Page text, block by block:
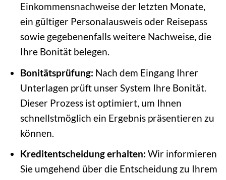
Einkommensnachweise der letzten Monate,
ein gültiger Personalausweis oder Reisepass
sowie gegebenenfalls weitere Nachweise, die
Ihre Bonität belegen.
Bonitätsprüfung: Nach dem Eingang Ihrer
Unterlagen prüft unser System Ihre Bonität.
Dieser Prozess ist optimiert, um Ihnen
schnellstmöglich ein Ergebnis präsentieren zu
können.
Kreditentscheidung erhalten: Wir informieren
Sie umgehend über die Entscheidung zu Ihrem